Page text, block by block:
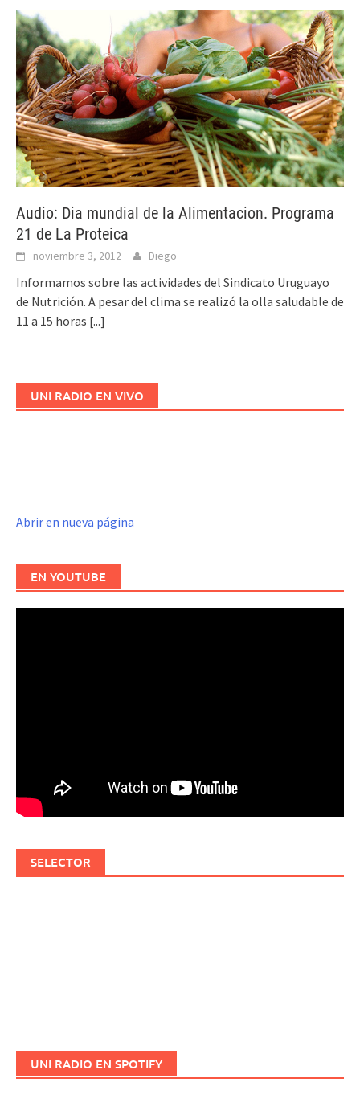
Audio: Dia mundial de la Alimentacion. Programa
21 de La Proteica
noviembre 3, 2012 Diego
Informamos sobre las actividades del Sindicato Uruguayo
de Nutrición. A pesar del clima se realizó la olla saludable de
11 a 15 horas [...]
UNI RADIO EN VIVO
Abrir en nueva página
EN YOUTUBE
SELECTOR
UNI RADIO EN SPOTIFY